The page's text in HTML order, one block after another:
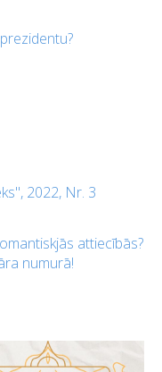
2022, Nr. 3
attiecībās?
numurā!